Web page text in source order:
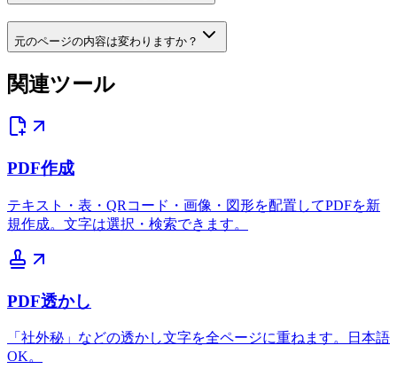
元のページの内容は変わりますか？
関連ツール
PDF作成
テキスト・表・QRコード・画像・図形を配置してPDFを新
規作成。文字は選択・検索できます。
PDF透かし
「社外秘」などの透かし文字を全ページに重ねます。日本語
OK。